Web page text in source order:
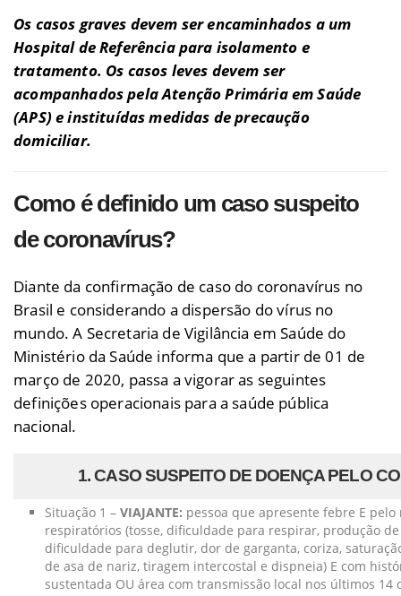
Os casos graves devem ser encaminhados a um
Hospital de Referência para isolamento e
tratamento. Os casos leves devem ser
acompanhados pela Atenção Primária em Saúde
(APS) e instituídas medidas de precaução
domiciliar.
Como é definido um caso suspeito
de coronavírus?
Diante da confirmação de caso do coronavírus no
Brasil e considerando a dispersão do vírus no
mundo. A Secretaria de Vigilância em Saúde do
Ministério da Saúde informa que a partir de 01 de
março de 2020, passa a vigorar as seguintes
definições operacionais para a saúde pública
nacional.
1. CASO SUSPEITO DE DOENÇA PELO
Situação 1 – VIAJANTE: pessoa que apresente febre E
respiratórios (tosse, dificuldade para respirar, produção
dificuldade para deglutir, dor de garganta, coriza,
de asa de nariz, tiragem intercostal e dispneia) E com
sustentada OU área com transmissão local nos últimos 14